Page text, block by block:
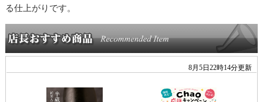
る仕上がりです。